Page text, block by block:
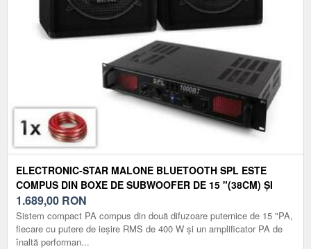
ELECTRONIC-STAR MALONE BLUETOOTH SPL ESTE
COMPUS DIN BOXE DE SUBWOOFER DE 15 "(38CM) ȘI
AMPLIFICATOR 1000W
1.689,00 RON
Sistem compact PA compus din două difuzoare puternice de 15 "PA,
fiecare cu putere de ieșire RMS de 400 W și un amplificator PA de
înaltă performan...